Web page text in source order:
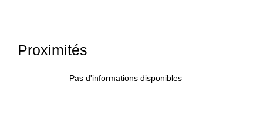
Proximités
Pas d'informations disponibles